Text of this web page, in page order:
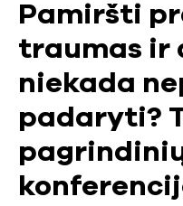
Pamiršti
traumas ir
niekada
padaryti?